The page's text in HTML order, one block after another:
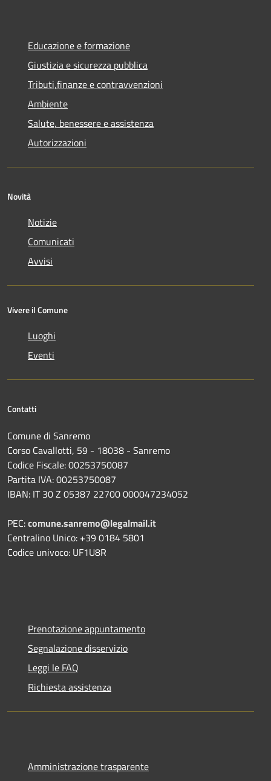
Educazione e formazione
Giustizia e sicurezza pubblica
Tributi,finanze e contravvenzioni
Ambiente
Salute, benessere e assistenza
Autorizzazioni
Novità
Notizie
Comunicati
Avvisi
Vivere il Comune
Luoghi
Eventi
Contatti
Comune di Sanremo
Corso Cavallotti, 59 - 18038 - Sanremo
Codice Fiscale: 00253750087
Partita IVA: 00253750087
IBAN: IT 30 Z 05387 22700 000047234052
PEC:comune.sanremo@legalmail.it
Centralino Unico: +39 0184 5801
Codice univoco: UF1U8R
Prenotazione appuntamento
Segnalazione disservizio
Leggi le FAQ
Richiesta assistenza
Amministrazione trasparente